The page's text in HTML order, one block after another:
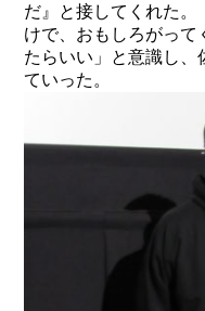
だ』と接してくれた。
けで、おもしろがって
たらいい」と意識し、
ていった。